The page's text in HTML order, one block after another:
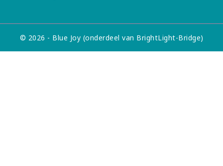
© 2026 - Blue Joy (onderdeel van BrightLight-Bridge)